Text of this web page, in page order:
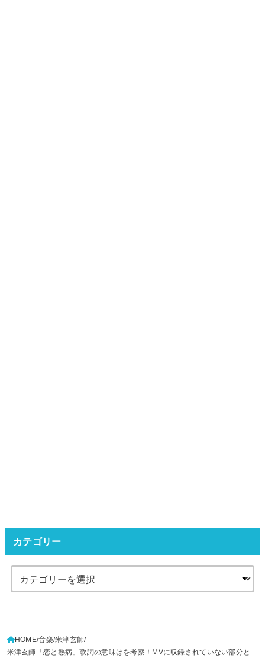
カテゴリー
HOME 音楽 米津玄師
米津玄師「恋と熱病」歌詞の意味はを考察！MVに収録されていない部分と